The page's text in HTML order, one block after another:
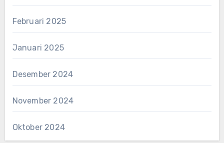
Februari 2025
Januari 2025
Desember 2024
November 2024
Oktober 2024